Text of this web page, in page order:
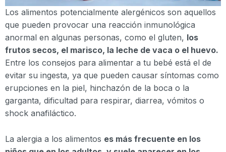
Los alimentos potencialmente alergénicos son aquellos
que pueden provocar una reacción inmunológica
anormal en algunas personas, como el gluten, los
frutos secos, el marisco, la leche de vaca o el huevo.
Entre los consejos para alimentar a tu bebé está el de
evitar su ingesta, ya que pueden causar síntomas como
erupciones en la piel, hinchazón de la boca o la
garganta, dificultad para respirar, diarrea, vómitos o
shock anafiláctico.
La alergia a los alimentos es más frecuente en los